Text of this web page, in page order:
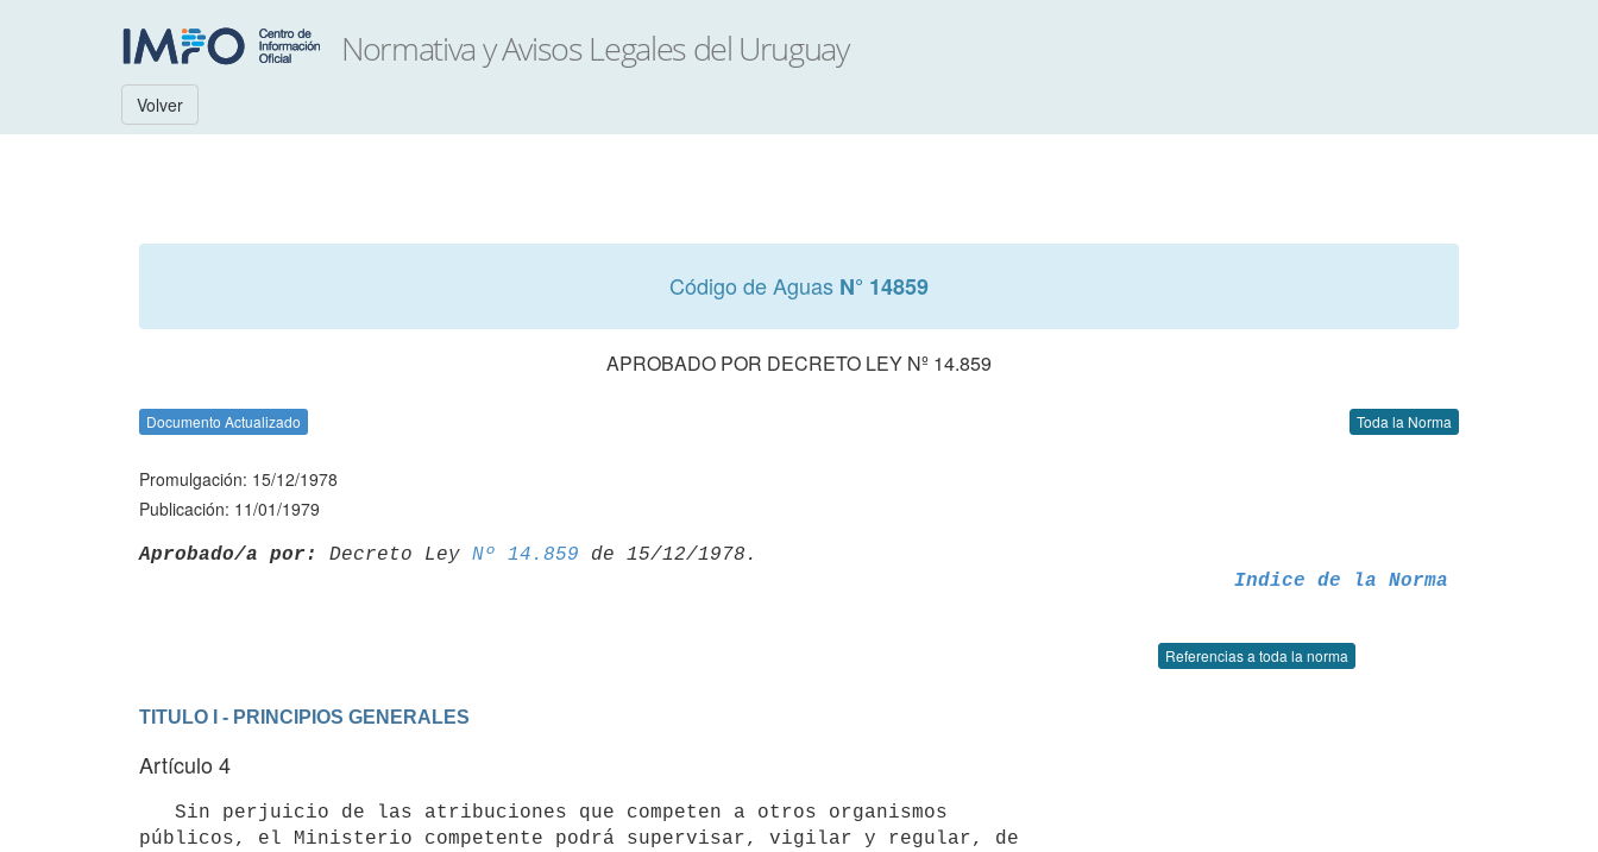
Volver
Código de Aguas N° 14859
APROBADO POR DECRETO LEY Nº 14.859
Documento Actualizado Toda la Norma
Promulgación: 15/12/1978
Publicación: 11/01/1979
Aprobado/a por: Decreto Ley Nº 14.859
Indice de la Norma
Referencias a toda la norma
TITULO I - PRINCIPIOS GENERALES
Artículo 4
públicos, el Ministerio competente podrá supervisar, vigilar y regular, de